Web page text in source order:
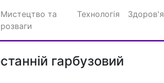
Мистецтво та
розваги
Технологія Здоров'я
гарбузовий